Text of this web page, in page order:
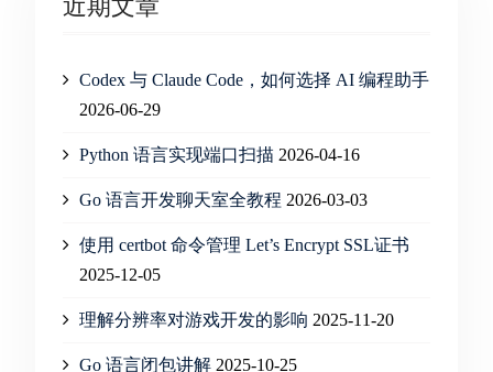
Codex 与 Claude Code，如何选择 AI 编程助手
2026-06-29
Python 语言实现端口扫描 2026-04-16
Go 语言开发聊天室全教程 2026-03-03
使用 certbot 命令管理 Let’s Encrypt SSL证书
2025-12-05
理解分辨率对游戏开发的影响 2025-11-20
Go 语言闭包讲解 2025-10-25